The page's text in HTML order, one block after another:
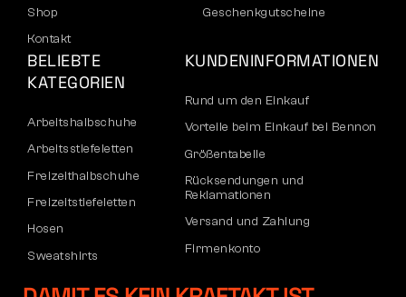
Shop
Kontakt
Geschenkgutscheine
BELIEBTE
KATEGORIEN
Arbeitshalbschuhe
Arbeitsstiefeletten
Freizeithalbschuhe
Freizeitstiefeletten
Hosen
Sweatshirts
KUNDENINFORMATIONEN
Rund um den Einkauf
Vorteile beim Einkauf bei Bennon
Größentabelle
Rücksendungen und
Reklamationen
Versand und Zahlung
Firmenkonto